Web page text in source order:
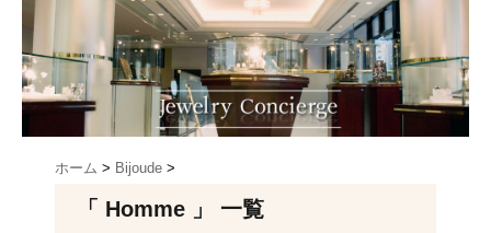
ホーム > Bijoude >
「 Homme 」 一覧